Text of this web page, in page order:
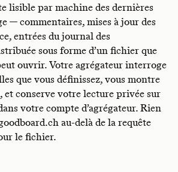
lisible par machine des dernières
— commentaires, mises à jour des
entrées du journal des
sous forme d’un fichier que
ouvrir. Votre agrégateur interroge
que vous définissez, vous montre
et conserve votre lecture privée sur
votre compte d’agrégateur. Rien
au-delà de la requête
le fichier.